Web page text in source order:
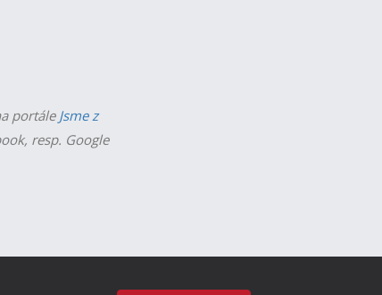
portáleJsme z
resp. Google